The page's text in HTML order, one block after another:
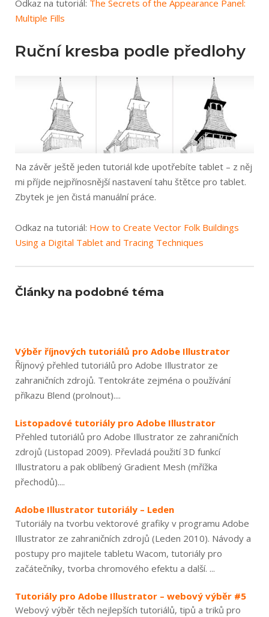
Odkaz na tutoriál: The Secrets of the Appearance Panel:
Multiple Fills
Ruční kresba podle předlohy
Na závěr ještě jeden tutoriál kde upotřebíte tablet – z něj
mi příjde nejpřínosnější nastavení tahu štětce pro tablet.
Zbytek je jen čistá manuální práce.
Odkaz na tutoriál: How to Create Vector Folk Buildings
Using a Digital Tablet and Tracing Techniques
Články na podobné téma
Výběr říjnových tutoriálů pro Adobe Illustrator
Říjnový přehled tutoriálů pro Adobe Illustrator ze
zahraničních zdrojů. Tentokráte zejména o používání
příkazu Blend (prolnout)....
Listopadové tutoriály pro Adobe Illustrator
Přehled tutoriálů pro Adobe Illustrator ze zahraničních
zdrojů (Listopad 2009). Převladá použití 3D funkcí
Illustratoru a pak oblíbený Gradient Mesh (mřížka
přechodů)....
Adobe Illustrator tutoriály – Leden
Tutoriály na tvorbu vektorové grafiky v programu Adobe
Illustrator ze zahraničních zdrojů (Leden 2010). Návody a
postupy pro majitele tabletu Wacom, tutoriály pro
začátečníky, tvorba chromového efektu a další. ...
Tutoriály pro Adobe Illustrator – webový výběr #5
Webový výběr těch nejlepších tutoriálů, tipů a triků pro